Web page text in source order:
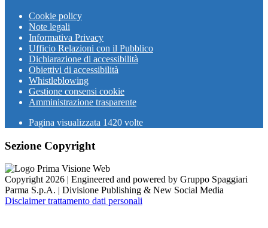
Cookie policy
Note legali
Informativa Privacy
Ufficio Relazioni con il Pubblico
Dichiarazione di accessibilità
Obiettivi di accessibilità
Whistleblowing
Gestione consensi cookie
Amministrazione trasparente
Pagina visualizzata 1420 volte
Sezione Copyright
Copyright 2026 | Engineered and powered by Gruppo Spaggiari
Parma S.p.A. | Divisione Publishing & New Social Media
Disclaimer trattamento dati personali